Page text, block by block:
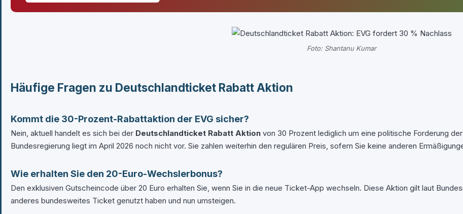
Foto: Shantanu Kumar
Häufige Fragen zu Deutschlandticket Rabatt Aktion
Kommt die 30-Prozent-Rabattaktion der EVG sicher?
Nein, aktuell handelt es sich bei der Deutschlandticket Rabatt Aktion von 30 Prozent lediglich um eine politische Forderung
Bundesregierung liegt im April 2026 noch nicht vor. Sie zahlen weiterhin den regulären Preis, sofern Sie keine anderen
Wie erhalten Sie den 20-Euro-Wechslerbonus?
Den exklusiven Gutscheincode über 20 Euro erhalten Sie, wenn Sie in die neue Ticket-App wechseln. Diese Aktion gilt laut
anderes bundesweites Ticket genutzt haben und nun umsteigen.